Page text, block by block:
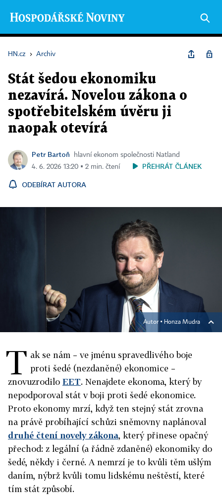
HN.cz › Archiv
Stát šedou ekonomiku
nezavírá. Novelou zákona o
spotřebitelském úvěru ji
naopak otevírá
Petr Bartoň
hlavní ekonom společnosti Natland
4. 6. 2026 13:20 ▪ 2 min. čtení
PŘEHRÁT ČLÁNEK
ODEBÍRAT AUTORA
Autor ▪ Honza Mudra
T ak se nám – ve jménu spravedlivého boje
proti šedé (nezdaněné) ekonomice –
znovuzrodilo EET. Nenajdete ekonoma, který by
nepodporoval stát v boji proti šedé ekonomice.
Proto ekonomy mrzí, když ten stejný stát zrovna
na právě probíhající schůzi sněmovny naplánoval
druhé čtení novely zákona, který přinese opačný
přechod: z legální (a řádně zdaněné) ekonomiky do
šedé, někdy i černé. A nemrzí je to kvůli těm ušlým
daním, nýbrž kvůli tomu lidskému neštěstí, které
tím stát způsobí.